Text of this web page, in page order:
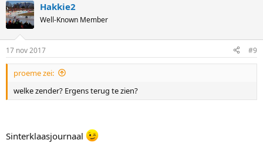
Hakkie2
Well-Known Member
17 nov 2017 #9
proeme zei:
welke zender? Ergens terug te zien?
Sinterklaasjournaal